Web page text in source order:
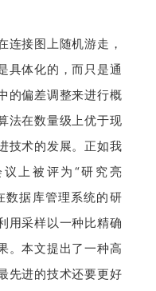
连接图上随机游走，
具体化的，而只是通
的偏差调整来进行概
法在数量级上优于现
技术的发展。正如我
议上被评为“研究亮
数据库管理系统的研
用采样以一种比精确
。本文提出了一种高
先进的技术还要更好